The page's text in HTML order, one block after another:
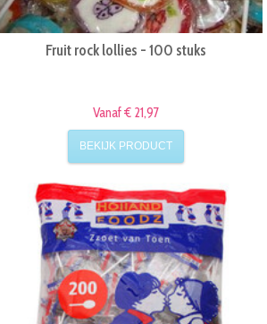
Fruit rock lollies - 100 stuks
Vanaf € 21,97
BEKIJK PRODUCT